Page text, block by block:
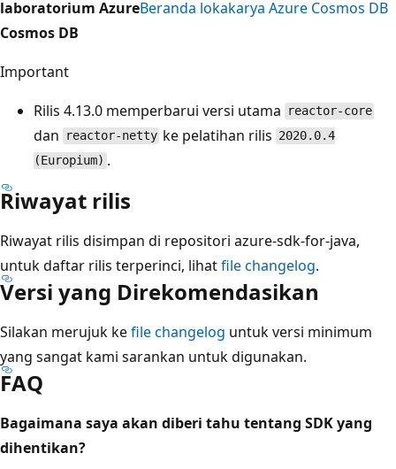
laboratorium Azure
Cosmos DB
Beranda lokakarya Azure Cosmos DB
Important
Rilis 4.13.0 memperbarui versi utama
reactor-core
dan reactor-netty ke pelatihan rilis 2020.0.4
(Europium) .
Riwayat rilis
Riwayat rilis disimpan di repositori azure-sdk-for-java,
untuk daftar rilis terperinci, lihatfile changelog.
Versi yang Direkomendasikan
Silakan merujuk kefile changelog untuk versi minimum
yang sangat kami sarankan untuk digunakan.
FAQ
Bagaimana saya akan diberi tahu tentang SDK yang
dihentikan?